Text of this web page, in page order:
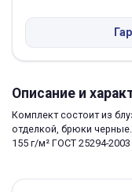
Описание и
Комплект состоит из
отделкой, брюки
155 г/м² ГОСТ 25294-2003